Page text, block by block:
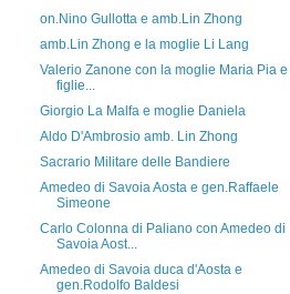
on.Nino Gullotta e amb.Lin Zhong
amb.Lin Zhong e la moglie Li Lang
Valerio Zanone con la moglie Maria Pia e
figlie...
Giorgio La Malfa e moglie Daniela
Aldo D'Ambrosio amb. Lin Zhong
Sacrario Militare delle Bandiere
Amedeo di Savoia Aosta e gen.Raffaele
Simeone
Carlo Colonna di Paliano con Amedeo di
Savoia Aost...
Amedeo di Savoia duca d'Aosta e
gen.Rodolfo Baldesi